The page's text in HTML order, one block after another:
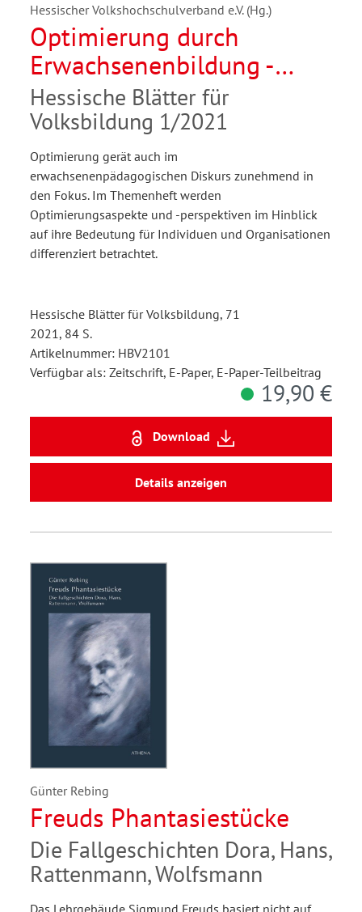
Hessischer Volkshochschulverband e.V. (Hg.)
Optimierung durch
Erwachsenenbildung -
Optimierung der
Erwachsenenbildung
Hessische Blätter für
Volksbildung 1/2021
Optimierung gerät auch im
erwachsenenpädagogischen Diskurs zunehmend in
den Fokus. Im Themenheft werden
Optimierungsaspekte und -perspektiven im Hinblick
auf ihre Bedeutung für Individuen und Organisationen
differenziert betrachtet.
Hessische Blätter für Volksbildung, 71
2021, 84 S.
Artikelnummer: HBV2101
Verfügbar als: Zeitschrift, E-Paper, E-Paper-Teilbeitrag
19,90 €
Download
Details anzeigen
Günter Rebing
Freuds Phantasiestücke
Die Fallgeschichten Dora, Hans,
Rattenmann, Wolfsmann